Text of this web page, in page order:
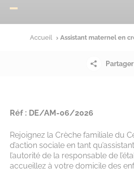
Accueil Assistant maternel en
Partager
Réf : DE/AM-06/2026
Rejoignez la Crèche familiale du
d’action sociale en tant
l’autorité de la responsable de
accueillez à votre domicile des